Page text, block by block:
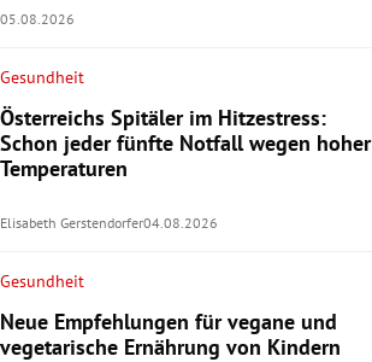
05.08.2026
Gesundheit
Österreichs Spitäler im Hitzestress:
Schon jeder fünfte Notfall wegen hoher
Temperaturen
Elisabeth Gerstendorfer04.08.2026
Gesundheit
Neue Empfehlungen für vegane und
vegetarische Ernährung von Kindern